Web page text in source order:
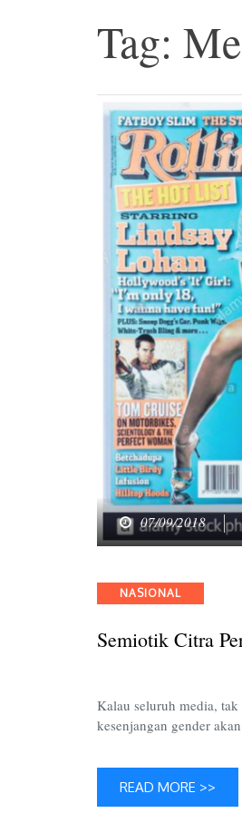
Tag:
07/09/2018
Categories
NASIONAL
Semiotik Citra
Kalau seluruh media,
kesenjangan gender
READ MORE >>